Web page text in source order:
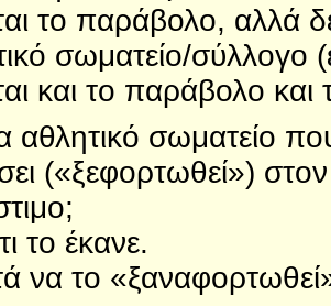
το παράβολο, αλλά
σωματείο/σύλλογο
και το παράβολο και
σωματείο
(«ξεφορτωθεί»)
το έκανε.
να το